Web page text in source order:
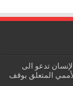
تدعو الى
المتعلق بوقف